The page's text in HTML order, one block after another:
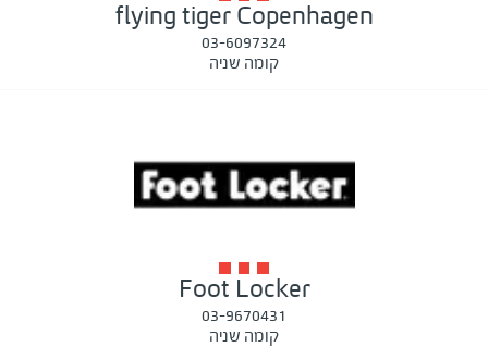
flying tiger Copenhagen
03-6097324
קומה שניה
Foot Locker
03-9670431
קומה שניה